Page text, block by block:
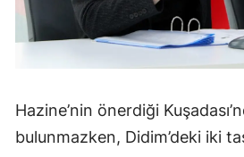
Hazine’nin önerdiği
bulunmazken, Didim’deki iki